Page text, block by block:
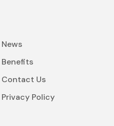
News
Benefits
Contact Us
Privacy Policy